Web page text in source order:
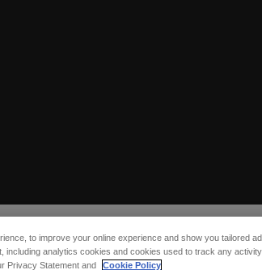
to improve your online experience and show you tailored
analytics cookies and cookies used to track any
Privacy Statement and
Cookie Policy